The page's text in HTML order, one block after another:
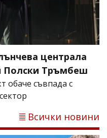
централа
Полски Тръмбеш
обаче съвпада с
Всички новини